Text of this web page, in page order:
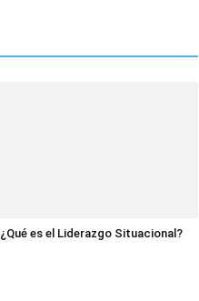
¿Qué es el Liderazgo Situacional?